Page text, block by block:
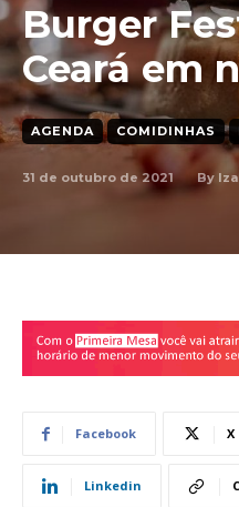
Burger
Ceará em
AGENDA COMIDINHAS
31 de outubro de 2021 By
Facebook X
Linkedin